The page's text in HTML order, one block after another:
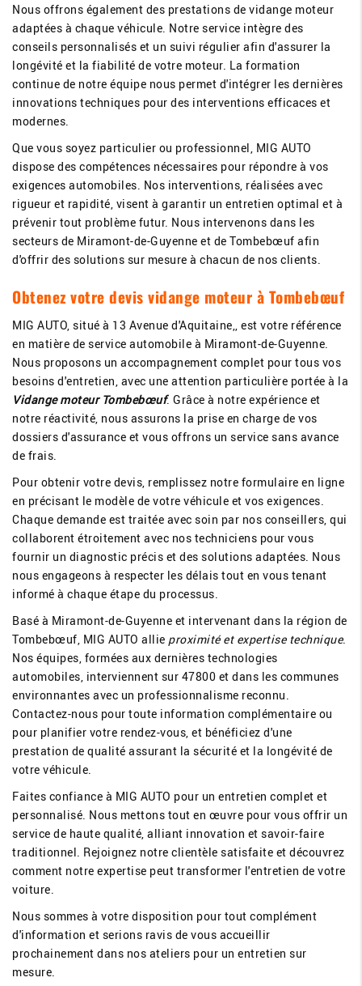
Nous offrons également des prestations de vidange moteur
adaptées à chaque véhicule. Notre service intègre des
conseils personnalisés et un suivi régulier afin d'assurer la
longévité et la fiabilité de votre moteur. La formation
continue de notre équipe nous permet d'intégrer les dernières
innovations techniques pour des interventions efficaces et
modernes.
Que vous soyez particulier ou professionnel, MIG AUTO
dispose des compétences nécessaires pour répondre à vos
exigences automobiles. Nos interventions, réalisées avec
rigueur et rapidité, visent à garantir un entretien optimal et à
prévenir tout problème futur. Nous intervenons dans les
secteurs de Miramont-de-Guyenne et de Tombebœuf afin
d'offrir des solutions sur mesure à chacun de nos clients.
Obtenez votre devis vidange moteur à Tombebœuf
MIG AUTO, situé à 13 Avenue d'Aquitaine,, est votre référence
en matière de service automobile à Miramont-de-Guyenne.
Nous proposons un accompagnement complet pour tous vos
besoins d'entretien, avec une attention particulière portée à la
Vidange moteur Tombebœuf. Grâce à notre expérience et
notre réactivité, nous assurons la prise en charge de vos
dossiers d'assurance et vous offrons un service sans avance
de frais.
Pour obtenir votre devis, remplissez notre formulaire en ligne
en précisant le modèle de votre véhicule et vos exigences.
Chaque demande est traitée avec soin par nos conseillers, qui
collaborent étroitement avec nos techniciens pour vous
fournir un diagnostic précis et des solutions adaptées. Nous
nous engageons à respecter les délais tout en vous tenant
informé à chaque étape du processus.
Basé à Miramont-de-Guyenne et intervenant dans la région de
Tombebœuf, MIG AUTO allie proximité et expertise technique.
Nos équipes, formées aux dernières technologies
automobiles, interviennent sur 47800 et dans les communes
environnantes avec un professionnalisme reconnu.
Contactez-nous pour toute information complémentaire ou
pour planifier votre rendez-vous, et bénéficiez d'une
prestation de qualité assurant la sécurité et la longévité de
votre véhicule.
Faites confiance à MIG AUTO pour un entretien complet et
personnalisé. Nous mettons tout en œuvre pour vous offrir un
service de haute qualité, alliant innovation et savoir-faire
traditionnel. Rejoignez notre clientèle satisfaite et découvrez
comment notre expertise peut transformer l'entretien de votre
voiture.
Nous sommes à votre disposition pour tout complément
d'information et serions ravis de vous accueillir
prochainement dans nos ateliers pour un entretien sur
mesure.